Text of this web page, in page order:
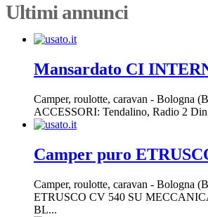
Ultimi annunci
Mansardato CI
Camper, roulotte, caravan - Bologna
ACCESSORI: Tendalino, Radio 2
Camper puro
Camper, roulotte, caravan - Bologna
ETRUSCO CV 540 SU
BL...